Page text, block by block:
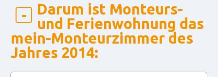
Darum ist Monteurs-
und Ferienwohnung das
mein-Monteurzimmer des
Jahres 2014: